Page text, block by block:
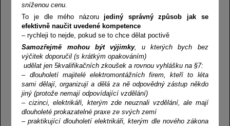
Montér elektrických instalací
Montér elektrických rozvaděčů
Montér slaboproudých zařízení
OBJEDNAT KURZ
OBJEDNAT KURZ HRAZENÝ ÚP
Osnova ke stažení
OsnovaCena44 900 Kč bez DPH (0%)
Při platbě předem cena 41900,- KčDélka trvání
15 dnů (120 hodin)
Termíny
sníženou cenu.
To je dle mého názorujediný správný způsob jak se
efektivně naučit uvedené kompetence
– rychleji to nejde, pokud se to chce dělat poctivě
Samozřejmě mohou být výjimky, u kterých bych bez
výčitek doporučil (s krátkým opakováním)
udělat jen 5kvalifikačních zkoušek a rovnou vyhlášku na §7:
– dlouholetí majitelé elektromontážních firem, kteří to léta
sami dělají, organizují a dělá za ně odpovědný zástup někdo
jiný (protože nemají odpovídající vzdělání)
– cizinci, elektrikáři, kterým zde neuznali vzdělání, ale mají
dlouholeté prokazatelné praxe ze svých zemí
– praktikující dlouholetí elektrikáři, kterým dle nového zákona